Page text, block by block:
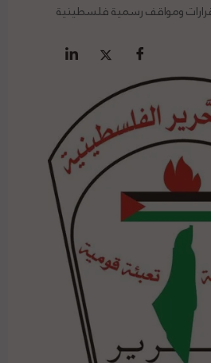
ومواقف رسمية فلسطينية